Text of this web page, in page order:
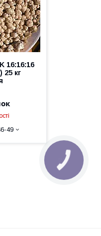
16:16:16
25 кг
49